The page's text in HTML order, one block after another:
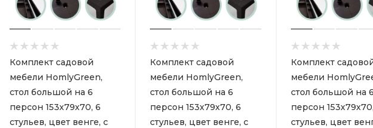
Комплект садовой
мебели HomlyGreen,
стол большой на 6
персон 153х79х70, 6
стульев, цвет венге, с
Комплект садовой
мебели HomlyGreen,
стол большой на 6
персон 153х79х70, 6
стульев, цвет венге, с
Комплект
мебели
стол большой на 6
персон
стульев, цвет